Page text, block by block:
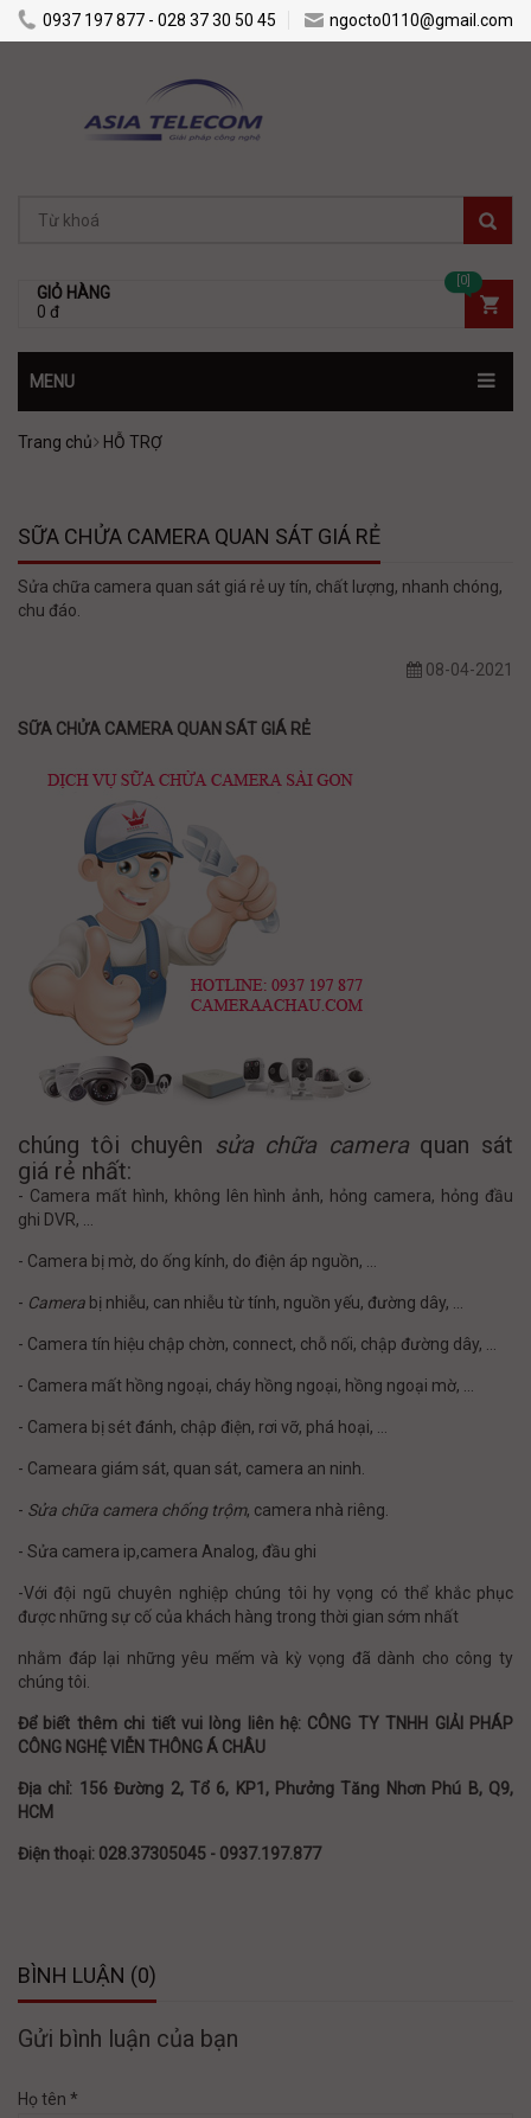
0937 197 877 - 028 37 30 50 45 ngocto0110@gmail.com
GIỎ HÀNG
0 đ
[0]
MENU
Trang chủ HỖ TRỢ
SỮA CHỬA CAMERA QUAN SÁT GIÁ RẺ
Sửa chữa camera quan sát giá rẻ uy tín, chất lượng, nhanh chóng,
chu đáo.
08-04-2021
SỮA CHỬA CAMERA QUAN SÁT GIÁ RẺ
chúng tôi chuyên sửa chữa cameraquan sát
giá rẻ nhất:
- Camera mất hình, không lên hình ảnh, hỏng camera, hỏng đầu
ghi DVR, …
- Camera bị mờ, do ống kính, do điện áp nguồn, …
- Camera bị nhiễu, can nhiễu từ tính, nguồn yếu, đường dây, …
- Camera tín hiệu chập chờn, connect, chỗ nối, chập đường dây, …
- Camera mất hồng ngoại, cháy hồng ngoại, hồng ngoại mờ, …
- Camera bị sét đánh, chập điện, rơi vỡ, phá hoại, …
- Cameara giám sát, quan sát, camera an ninh.
- Sửa chữa camera chống trộm, camera nhà riêng.
- Sửa camera ip,camera Analog, đầu ghi
-Với đội ngũ chuyên nghiệp chúng tôi hy vọng có thể khắc phục
được những sự cố của khách hàng trong thời gian sớm nhất
nhằm đáp lại những yêu mếm và kỳ vọng đã dành cho công ty
chúng tôi.
Để biết thêm chi tiết vui lòng liên hệ: CÔNG TY TNHH GIẢI PHÁP
CÔNG NGHỆ VIỄN THÔNG Á CHÂU
Địa chỉ: 156 Đường 2, Tổ 6, KP1, Phưởng Tăng Nhơn Phú B, Q9,
HCM
Điện thoại: 028.37305045 - 0937.197.877
BÌNH LUẬN (0)
Gửi bình luận của bạn
Họ tên *